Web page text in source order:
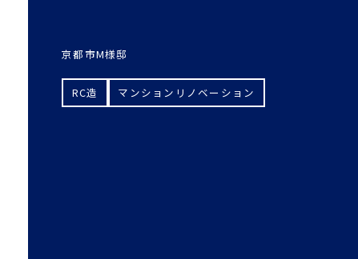
京都市M様邸
RC造 マンションリノベーション